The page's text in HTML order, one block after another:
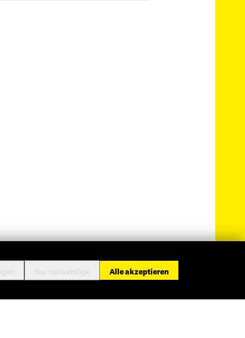
DatenschutzCookie-EinstellungenKontakt
Nur notwendige Alle akzeptieren